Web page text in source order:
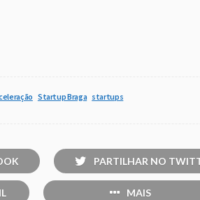
Startup Braga startups
PARTILHAR NO
MAIS